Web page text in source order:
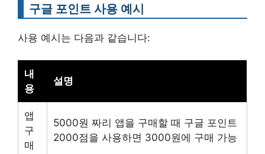
구글 포인트 사용 예시
사용 예시는 다음과 같습니다:
내
용
설명
앱
구
매
5000원 짜리 앱을 구매할 때 구글 포인트
2000점을 사용하면 3000원에 구매 가능